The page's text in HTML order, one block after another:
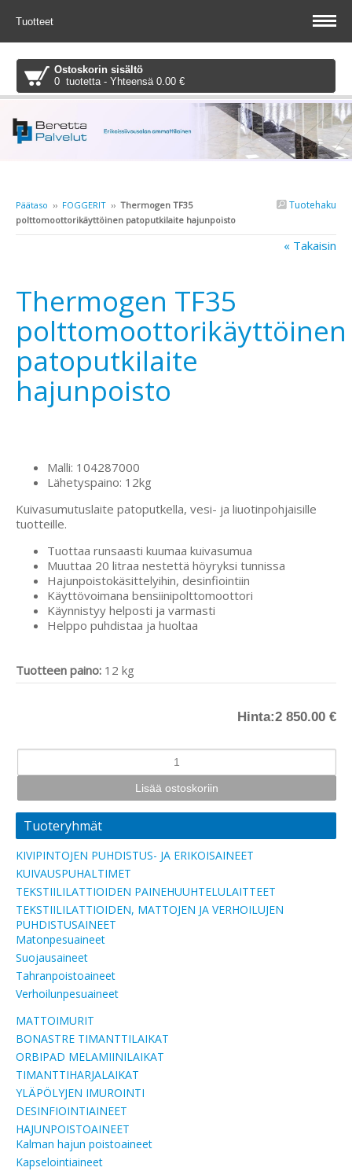
Tuotteet
Ostoskorin sisältö
0 tuotetta - Yhteensä 0.00 €
Tuotehaku
Päätaso ›› FOGGERIT ›› Thermogen TF35
polttomoottorikäyttöinen patoputkilaite hajunpoisto
« Takaisin
Thermogen TF35
polttomoottorikäyttöinen
patoputkilaite
hajunpoisto
Malli: 104287000
Lähetyspaino: 12kg
Kuivasumutuslaite patoputkella, vesi- ja liuotinpohjaisille
tuotteille.
Tuottaa runsaasti kuumaa kuivasumua
Muuttaa 20 litraa nestettä höyryksi tunnissa
Hajunpoistokäsittelyihin, desinfiointiin
Käyttövoimana bensiinipolttomoottori
Käynnistyy helposti ja varmasti
Helppo puhdistaa ja huoltaa
Tuotteen paino: 12 kg
Hinta:2 850.00 €
Tuoteryhmät
KIVIPINTOJEN PUHDISTUS- JA ERIKOISAINEET
KUIVAUSPUHALTIMET
TEKSTIILILATTIOIDEN PAINEHUUHTELULAITTEET
TEKSTIILILATTIOIDEN, MATTOJEN JA VERHOILUJEN
PUHDISTUSAINEET
Matonpesuaineet
Suojausaineet
Tahranpoistoaineet
Verhoilunpesuaineet
MATTOIMURIT
BONASTRE TIMANTTILAIKAT
ORBIPAD MELAMIINILAIKAT
TIMANTTIHARJALAIKAT
YLÄPÖLYJEN IMUROINTI
DESINFIOINTIAINEET
HAJUNPOISTOAINEET
Kalman hajun poistoaineet
Kapselointiaineet